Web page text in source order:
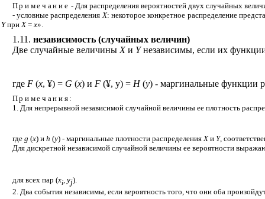
Примечание - Для распределения вероятностей двух случайных
- условные распределения X: некоторое конкретное распределение
Yпри Х= х».
1.11. независимость (случайных величин)
Две случайные величины Хи Yнезависимы, если их
где F(х, ¥) = G (х) и F(¥, у) = Н(у) - маргинальные функции
Примечания :
1. Для непрерывной независимой случайной величины ее плотность
где g (x) и h (у) - маргинальные плотности распределения Хи Y,
Для дискретной независимой случайной величины ее вероятности
для всех пар (xi, уj).
2. Два события независимы, если вероятность того, что они оба